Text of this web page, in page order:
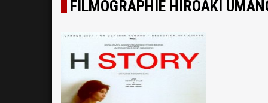
FILMOGRAPHIE HIROAKI